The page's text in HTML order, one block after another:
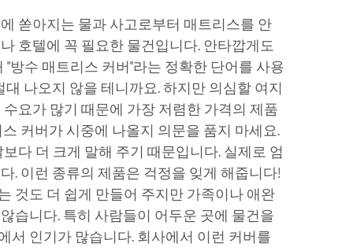
쏟아지는 물과 사고로부터 매트리스를 안
호텔에 꼭 필요한 물건입니다. 안타깝게도
방수 매트리스 커버"라는 정확한 단어를 사용
나오지 않을 테니까요. 하지만 의심할 여지
요가 많기 때문에 가장 저렴한 가격의 제품
커버가 시중에 나올지 의문을 품지 마세요.
다 더 크게 말해 주기 때문입니다. 실제로 엄
. 이런 종류의 제품은 걱정을 잊게 해줍니다!
것도 더 쉽게 만들어 주지만 가족이나 애완
습니다. 특히 사람들이 어두운 곳에 물건을
서 인기가 많습니다. 회사에서 이런 커버를